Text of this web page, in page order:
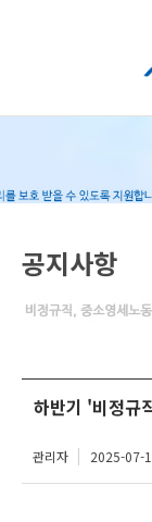
공지사항
하반기 '비정규
관리자 2025-07-